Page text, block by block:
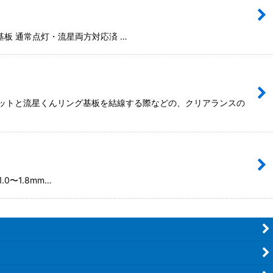
板 通常点灯・流星両方対応済 …
と流星くんリング基板を結線する際などの、クリアランスの
〜1.8mm…